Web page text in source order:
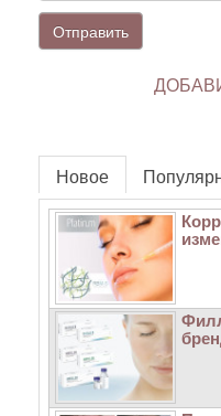
Отправить
Новое